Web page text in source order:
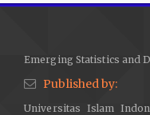
Emerging Statistics and
Published by:
Universitas Islam